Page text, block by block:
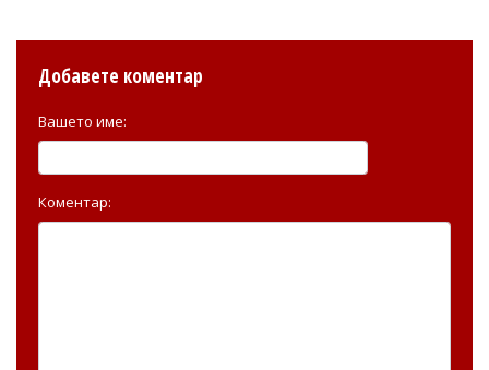
Добавете коментар
Вашето име:
Коментар: